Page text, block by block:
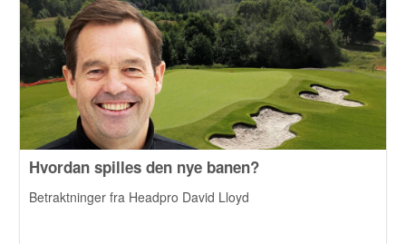
Hvordan spilles den nye banen?
Betraktninger fra Headpro David Lloyd